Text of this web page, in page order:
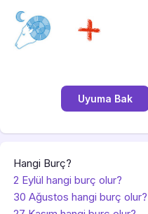
Hangi Burç?
2 Eylül hangi burç olur?
30 Ağustos hangi burç olur?